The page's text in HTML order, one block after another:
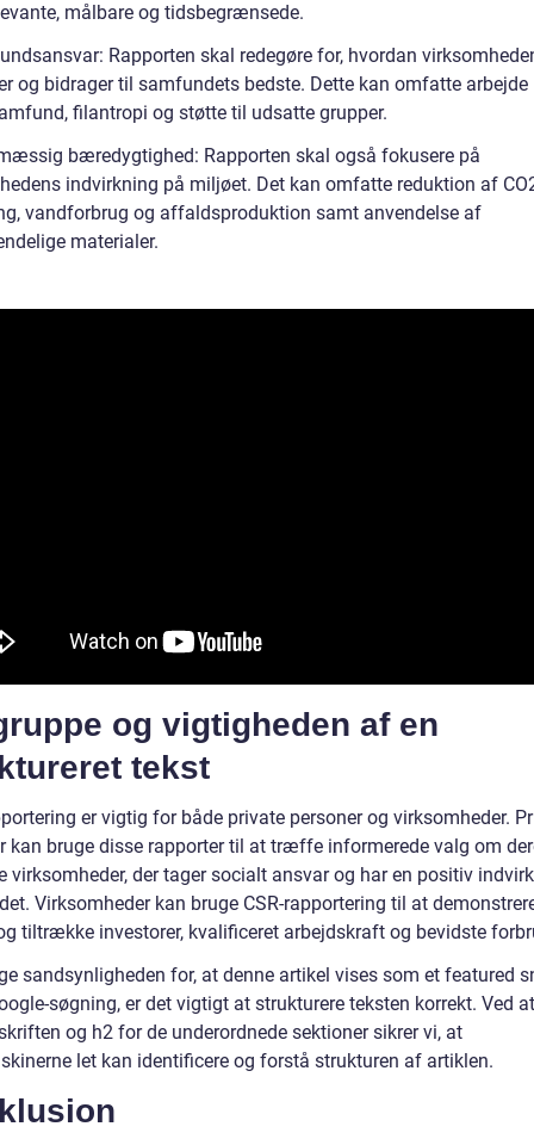
målbare og tidsbegrænsede.
Rapporten skal redegøre for, hvordan
og bidrager til samfundets bedste. Dette kan omfatte arbejde
filantropi og støtte til udsatte grupper.
bæredygtighed: Rapporten skal også fokusere på
indvirkning på miljøet. Det kan omfatte reduktion af
vandforbrug og affaldsproduktion samt anvendelse af
materialer.
og vigtigheden af en
tekst
er vigtig for både private personer og virksomheder.
kan bruge disse rapporter til at træffe informerede valg om
virksomheder, der tager socialt ansvar og har en positiv
Virksomheder kan bruge CSR-rapportering til at
tiltrække investorer, kvalificeret arbejdskraft og bevidste
sandsynligheden for, at denne artikel vises som et featured
søgning, er det vigtigt at strukturere teksten korrekt. Ved
og h2 for de underordnede sektioner sikrer vi, at
let kan identificere og forstå strukturen af artiklen.